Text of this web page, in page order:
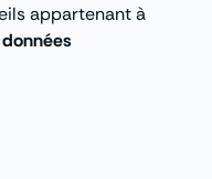
appartenant à
données